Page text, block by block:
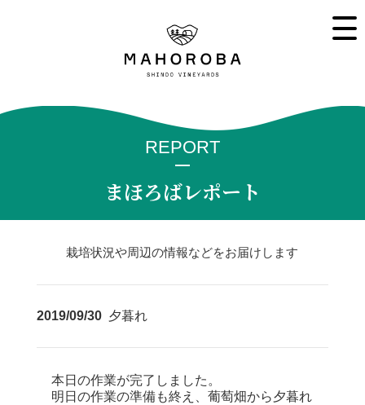
REPORT
まほろばレポート
栽培状況や周辺の情報などをお届けします
2019/09/30夕暮れ
本日の作業が完了しました。
明日の作業の準備も終え、葡萄畑から夕暮れ